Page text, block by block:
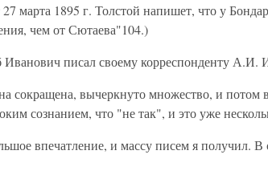
марта 1895 г. Толстой напишет, что у
чем от Сютаева"104.)
Иванович писал своему корреспонденту А.И.
сокращена, вычеркнуто множество, и потом
сознанием, что "не так", и это уже
впечатление, и массу писем я получил.